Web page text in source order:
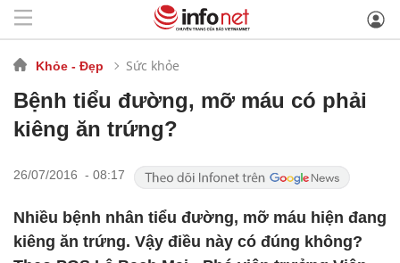
Khỏe - Đẹp Sức khỏe
Bệnh tiểu đường, mỡ máu có phải
kiêng ăn trứng?
26/07/2016 - 08:17
Nhiều bệnh nhân tiểu đường, mỡ máu hiện đang
kiêng ăn trứng. Vậy điều này có đúng không?